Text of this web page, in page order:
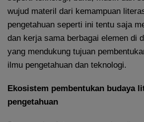
wujud materil dari kemampuan
pengetahuan seperti ini tentu saja
dan kerja sama berbagai elemen di
yang mendukung tujuan
ilmu pengetahuan dan teknologi.
Ekosistem pembentukan budaya
pengetahuan